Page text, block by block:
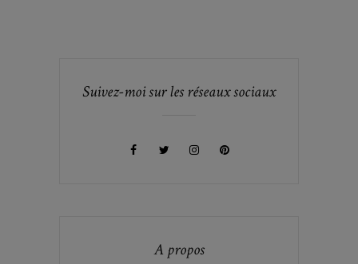
Suivez-moi sur les réseaux sociaux
A propos